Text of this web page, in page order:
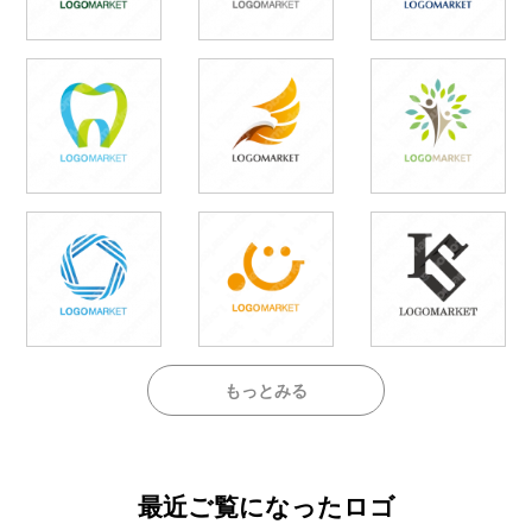
もっとみる
最近ご覧になったロゴ